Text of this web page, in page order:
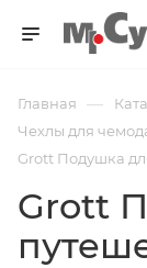
Главная —
Чехлы для
Grott Подушка
Grott